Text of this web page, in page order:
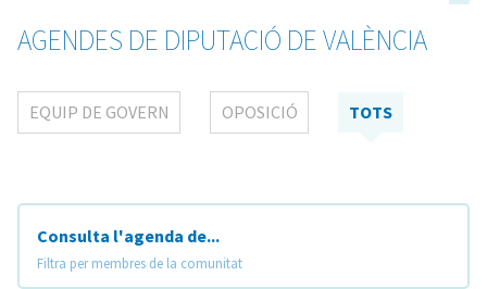
AGENDES DE DIPUTACIÓ DE VALÈNCIA
EQUIP DE GOVERN OPOSICIÓ TOTS
Consulta l'agenda de...
Filtra per membres de la comunitat